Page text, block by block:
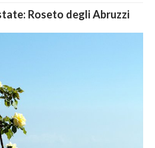
Roseto degli Abruzzi